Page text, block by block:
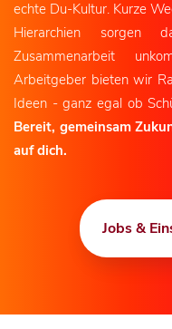
echte Du-Kultur. Kurze
Hierarchien sorgen
Zusammenarbeit
Arbeitgeber bieten wir
Ideen - ganz egal ob
Bereit, gemeinsam
auf dich.
Jobs &